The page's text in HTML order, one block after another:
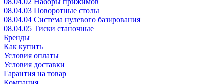
08.04.02 Наборы прижимов
08.04.03 Поворотные столы
08.04.04 Система нулевого базирования
08.04.05 Тиски станочные
Бренды
Как купить
Условия оплаты
Условия доставки
Гарантия на товар
Компания